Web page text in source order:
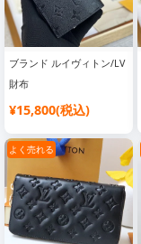
ブランド ルイヴィトン/LV
財布
¥15,800(税込)
よく売れる